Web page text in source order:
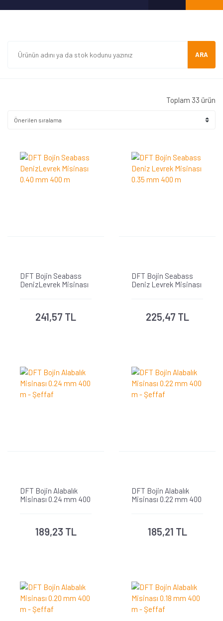
ARA
Toplam 33 ürün
DFT Bojin Seabass
DenizLevrek Misinası
241,57 TL
DFT Bojin Seabass
Deniz Levrek Misinası
225,47 TL
DFT Bojin Alabalık
Misinası 0.24 mm 400
189,23 TL
DFT Bojin Alabalık
Misinası 0.22 mm 400
185,21 TL